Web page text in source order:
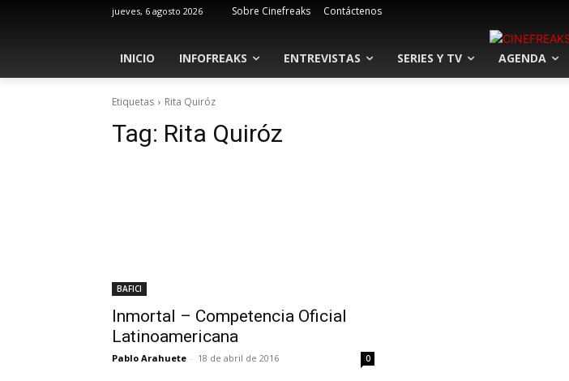
jueves, 6 agosto 2026 Sobre Cinefreaks Contáctenos
INICIO INFOFREAKS ENTREVISTAS SERIES Y TV AGENDA
Etiquetas Rita Quiróz
Tag: Rita Quiróz
BAFICI
Inmortal – Competencia Oficial
Latinoamericana
Pablo Arahuete - 18 de abril de 2016 0